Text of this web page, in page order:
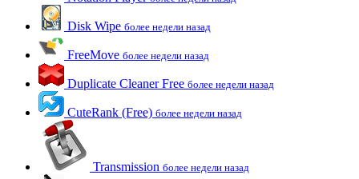
Disk Wipe более недели назад
FreeMove более недели назад
Duplicate Cleaner Free более недели назад
CuteRank (Free) более недели назад
Transmission более недели назад